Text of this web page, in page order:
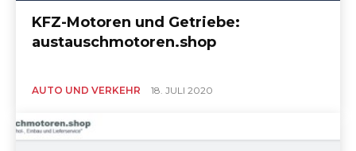
KFZ-Motoren und Getriebe:
austauschmotoren.shop
AUTO UND VERKEHR 18. JULI 2020